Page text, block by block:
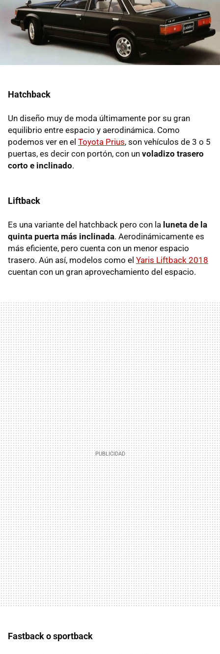
Hatchback
Un diseño muy de moda últimamente por su gran
equilibrio entre espacio y aerodinámica. Como
podemos ver en el Toyota Prius, son vehículos de 3 o 5
puertas, es decir con portón, con un voladizo trasero
corto e inclinado.
Liftback
Es una variante del hatchback pero con la luneta de la
quinta puerta más inclinada. Aerodinámicamente es
más eficiente, pero cuenta con un menor espacio
trasero. Aún así, modelos como el Yaris Liftback 2018
cuentan con un gran aprovechamiento del espacio.
Fastback o sportback